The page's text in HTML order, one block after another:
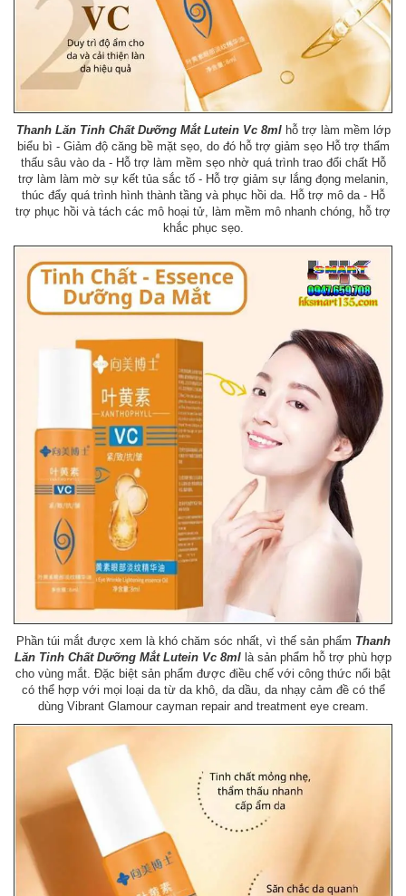
Thanh Lăn Tinh Chất Dưỡng Mắt Lutein Vc 8mlhỗ trợ làm mềm lớp
biểu bì - Giảm độ căng bề mặt sẹo, do đó hỗ trợ giảm sẹo Hỗ trợ thẩm
thấu sâu vào da - Hỗ trợ làm mềm sẹo nhờ quá trình trao đổi chất Hỗ
trợ làm làm mờ sự kết tủa sắc tố - Hỗ trợ giảm sự lắng đọng melanin,
thúc đẩy quá trình hình thành tầng và phục hồi da. Hỗ trợ mô da - Hỗ
trợ phục hồi và tách các mô hoại tử, làm mềm mô nhanh chóng, hỗ trợ
khắc phục sẹo.
Phần túi mắt được xem là khó chăm sóc nhất, vì thế sản phẩm Thanh
Lăn Tinh Chất Dưỡng Mắt Lutein Vc 8ml là sản phẩm hỗ trợ phù hợp
cho vùng mắt. Đặc biệt sản phẩm được điều chế với công thức nổi bật
có thể hợp với mọi loại da từ da khô, da dầu, da nhạy cảm đề có thể
dùng Vibrant Glamour cayman repair and treatment eye cream.